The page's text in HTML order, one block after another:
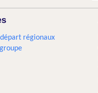
régionaux